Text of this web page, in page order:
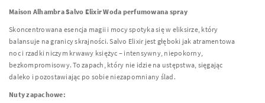
Maison Alhambra Salvo Elixir Woda perfumowana spray
Skoncentrowana esencja magii i mocy spotyka się w eliksirze, który
balansuje na granicy skrajności. Salvo Elixir jest głęboki jak atramentowa
noc i rzadki niczym krwawy księżyc – intensywny, niepokorny,
bezkompromisowy. To zapach, który nie idzie na ustępstwa, sięgając
daleko i pozostawiając po sobie niezapomniany ślad.
Nuty zapachowe: